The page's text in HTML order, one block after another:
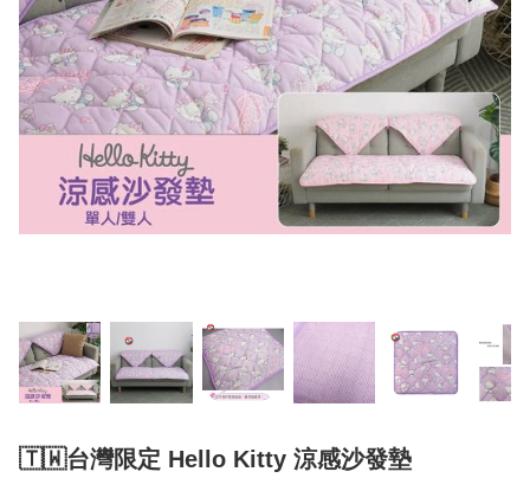
🇹🇼台灣限定 Hello Kitty 涼感沙發墊